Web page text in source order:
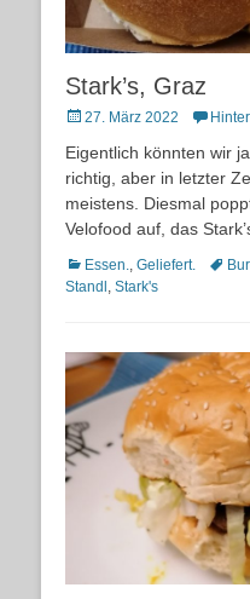
Stark’s, Graz
Posted27. März 2022
Eigentlich könnten wir
richtig, aber in letzter
meistens. Diesmal
Velofood auf, das
Kategorien
Essen., Geliefert.
Standl , Stark's